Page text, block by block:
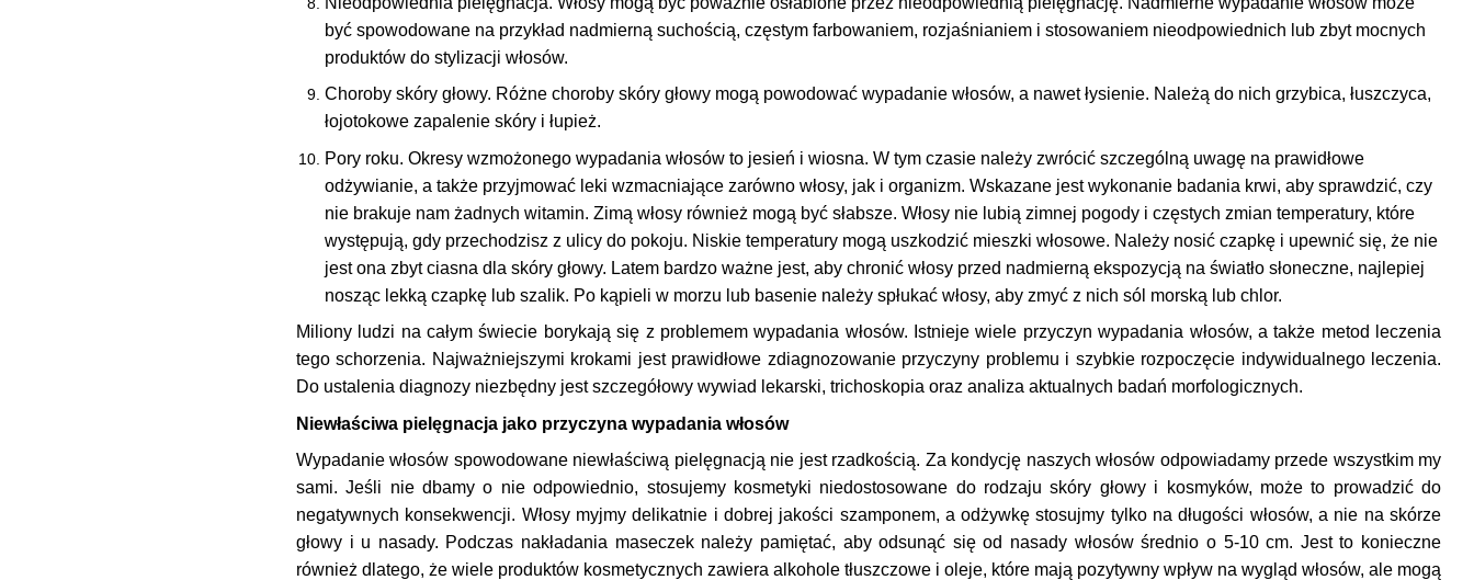
być spowodowane na przykład nadmierną suchością, częstym farbowaniem, rozjaśnianiem i stosowaniem nieodpowiednich lub zbyt mocnych
produktów do stylizacji włosów.
Choroby skóry głowy. Różne choroby skóry głowy mogą powodować wypadanie włosów, a nawet łysienie. Należą do nich grzybica, łuszczyca,
łojotokowe zapalenie skóry i łupież.
Pory roku. Okresy wzmożonego wypadania włosów to jesień i wiosna. W tym czasie należy zwrócić szczególną uwagę na prawidłowe
odżywianie, a także przyjmować leki wzmacniające zarówno włosy, jak i organizm. Wskazane jest wykonanie badania krwi, aby sprawdzić, czy
nie brakuje nam żadnych witamin. Zimą włosy również mogą być słabsze. Włosy nie lubią zimnej pogody i częstych zmian temperatury, które
występują, gdy przechodzisz z ulicy do pokoju. Niskie temperatury mogą uszkodzić mieszki włosowe. Należy nosić czapkę i upewnić się, że nie
jest ona zbyt ciasna dla skóry głowy. Latem bardzo ważne jest, aby chronić włosy przed nadmierną ekspozycją na światło słoneczne, najlepiej
nosząc lekką czapkę lub szalik. Po kąpieli w morzu lub basenie należy spłukać włosy, aby zmyć z nich sól morską lub chlor.
Miliony ludzi na całym świecie borykają się z problemem wypadania włosów. Istnieje wiele przyczyn wypadania włosów, a także metod leczenia
tego schorzenia. Najważniejszymi krokami jest prawidłowe zdiagnozowanie przyczyny problemu i szybkie rozpoczęcie indywidualnego leczenia.
Do ustalenia diagnozy niezbędny jest szczegółowy wywiad lekarski, trichoskopia oraz analiza aktualnych badań morfologicznych.
Niewłaściwa pielęgnacja jako przyczyna wypadania włosów
Wypadanie włosów spowodowane niewłaściwą pielęgnacją nie jest rzadkością. Za kondycję naszych włosów odpowiadamy przede wszystkim my
sami. Jeśli nie dbamy o nie odpowiednio, stosujemy kosmetyki niedostosowane do rodzaju skóry głowy i kosmyków, może to prowadzić do
negatywnych konsekwencji. Włosy myjmy delikatnie i dobrej jakości szamponem, a odżywkę stosujmy tylko na długości włosów, a nie na skórze
głowy i u nasady. Podczas nakładania maseczek należy pamiętać, aby odsunąć się od nasady włosów średnio o 5-10 cm. Jest to konieczne
również dlatego, że wiele produktów kosmetycznych zawiera alkohole tłuszczowe i oleje, które mają pozytywny wpływ na wygląd włosów, ale mogą